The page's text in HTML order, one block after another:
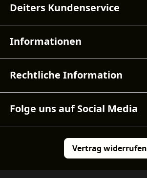
Deiters Kundenservice
Informationen
Rechtliche Information
Folge uns auf Social Media
Vertrag widerrufen